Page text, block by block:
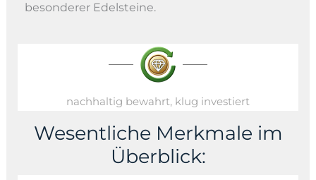
besonderer Edelsteine.
nachhaltig bewahrt, klug investiert
Wesentliche Merkmale im
Überblick: